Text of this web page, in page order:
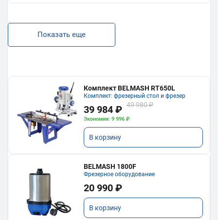
Показать еще
Комплект BELMASH RT650L
Комплект: фрезерный стол и фрезер
39 984 ₽ 49 980 ₽
Экономия: 9 996 ₽
В корзину
BELMASH 1800F
Фрезерное оборудование
20 990 ₽
В корзину